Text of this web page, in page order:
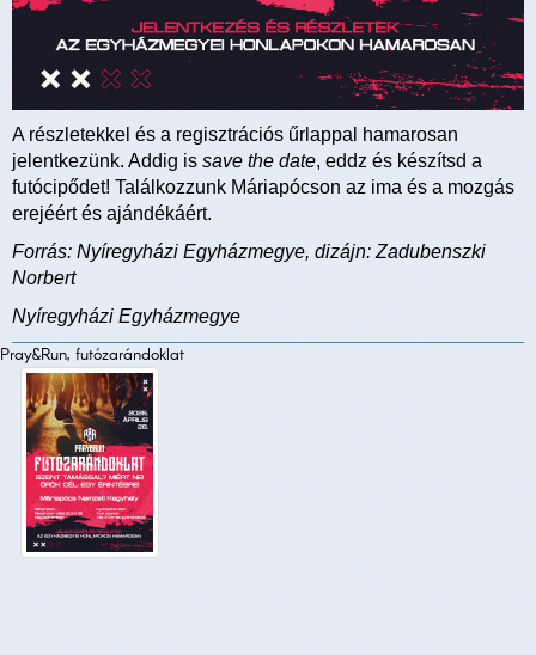
A részletekkel és a regisztrációs űrlappal hamarosan
jelentkezünk. Addig is save the date, eddz és készítsd a
futócipődet! Találkozzunk Máriapócson az ima és a mozgás
erejéért és ajándékáért.
Forrás: Nyíregyházi Egyházmegye, dizájn: Zadubenszki
Norbert
Nyíregyházi Egyházmegye
Pray&Run, futózarándoklat